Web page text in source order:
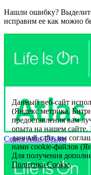
Нашли ошибку?
исправим ее как можно
Серия Atlas Design
Данный веб-сайт
(Яндекс метрика,
предоставления вам
опыта на нашем сайте.
данный сайт, вы
нами cookie-файлов
Для получения
Политика Cookie.